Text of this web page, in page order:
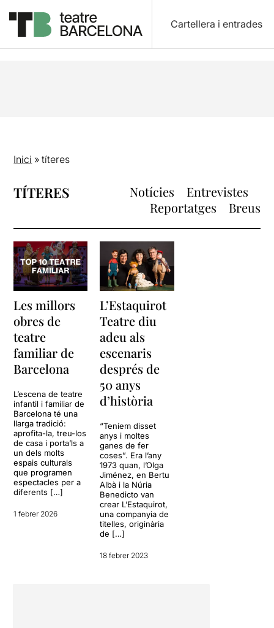
Cartellera i entrades
Inici »títeres
TÍTERES Notícies
Entrevistes
Reportatges
Breus
Les millors
obres de
teatre
familiar de
Barcelona
L’escena de teatre
infantil i familiar de
Barcelona té una
llarga tradició:
aprofita-la, treu-los
de casa i porta’ls a
un dels molts
espais culturals
que programen
espectacles per a
diferents […]
1 febrer 2026
L’Estaquirot
Teatre diu
adeu als
escenaris
després de
50 anys
d’història
“Teníem disset
anys i moltes
ganes de fer
coses”. Era l’any
1973 quan, l’Olga
Jiménez, en Bertu
Albà i la Núria
Benedicto van
crear L’Estaquirot,
una companyia de
titelles, originària
de […]
18 febrer 2023